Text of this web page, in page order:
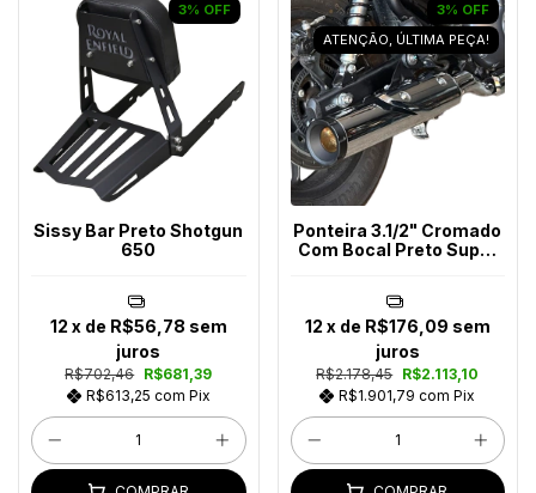
3% OFF
Sissy Bar Preto Shotgun
650
R$702,46 R$681,39
R$613,25 com Pix
12 x de R$56,78 sem
juros
3% OFF
ATENÇÃO, ÚLTIMA PEÇA!
Ponteira 3.1/2" Cromado
Com Bocal Preto Super
R$2.178,45 R$2.113,10
R$1.901,79com Pix
12 x de R$176,09 sem
juros